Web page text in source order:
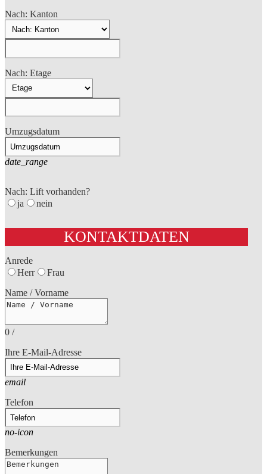
Nach: Kanton
Nach: Etage
Umzugsdatum
date_range
Nach: Lift vorhanden?
ja
nein
KONTAKTDATEN
Anrede
Herr
Frau
Name / Vorname
0 /
Ihre E-Mail-Adresse
email
Telefon
no-icon
Bemerkungen